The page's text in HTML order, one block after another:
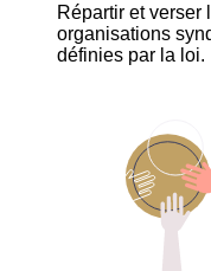
Répartir et verser
organisations
définies par la loi.